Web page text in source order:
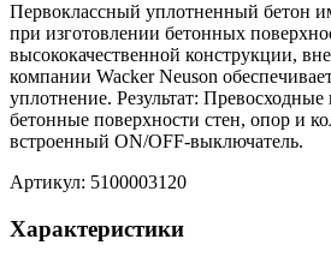
Первоклассный уплотненный бетон
при изготовлении бетонных
высококачественной конструкции,
компании Wacker Neuson
уплотнение. Результат:
бетонные поверхности стен, опор и
встроенный ON/OFF-выключатель.
Артикул: 5100003120
Характеристики